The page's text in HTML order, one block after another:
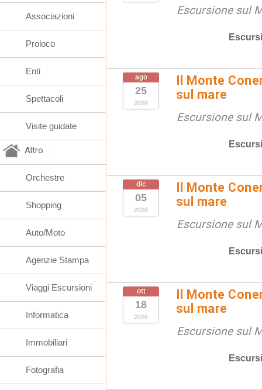
Escursione sul
ago
25
2026
Il Monte
sul mare
Escursione sul
dic
05
2026
Il Monte
sul mare
Escursione sul
ott
18
2026
Il Monte
sul mare
Escursione sul
Associazioni
Proloco
Enti
Spettacoli
Visite guidate
Altro
Orchestre
Shopping
Auto/Moto
Agenzie Stampa
Viaggi Escursioni
Informatica
Immobiliari
Fotografia